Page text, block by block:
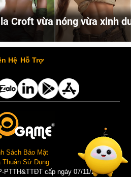
vừa xinh dưới nét vẽ của
Cùng đến với những hình ảnh Lala Croft của Tomb Raider dưới nét vẽ của AI. Một cô nàng xinh đẹp, nóng bỏng nhưng cũng rắn rỏi và mạnh mẽ.
Hệ Hỗ Trợ
Sách Bảo Mật
Thuận Sử Dụng
PTTH&TTĐT cấp ngày 07/11/2025 |